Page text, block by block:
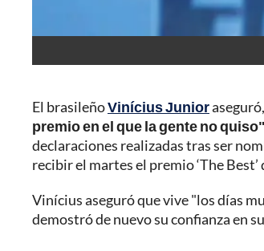
El brasileñoVinícius Junior
premio en el que la gente no
declaraciones realizadas tras ser
recibir el martes el premio ‘The
Vinícius aseguró que vive "los días
demostró de nuevo su confianza en